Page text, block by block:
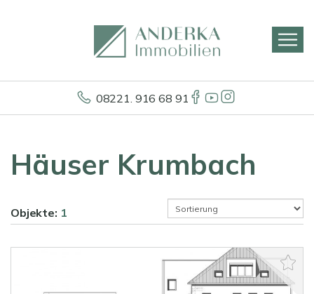
08221. 916 68 91
Häuser Krumbach
Objekte: 1